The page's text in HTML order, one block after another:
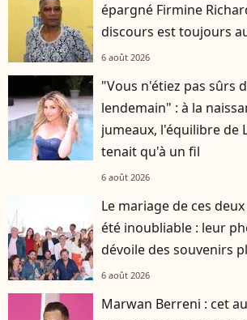
épargné Firmine
discours est toujours
6 août 2026
"Vous n'étiez pas sûrs
lendemain" : à la
jumeaux, l'équilibre de
tenait qu'à un fil
6 août 2026
Le mariage de ces
été inoubliable : leur
dévoile des souvenirs
6 août 2026
Marwan Berreni : cet